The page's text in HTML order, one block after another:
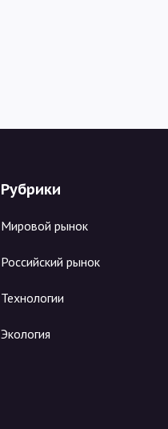
Рубрики
Мировой рынок
Российский рынок
Технологии
Экология